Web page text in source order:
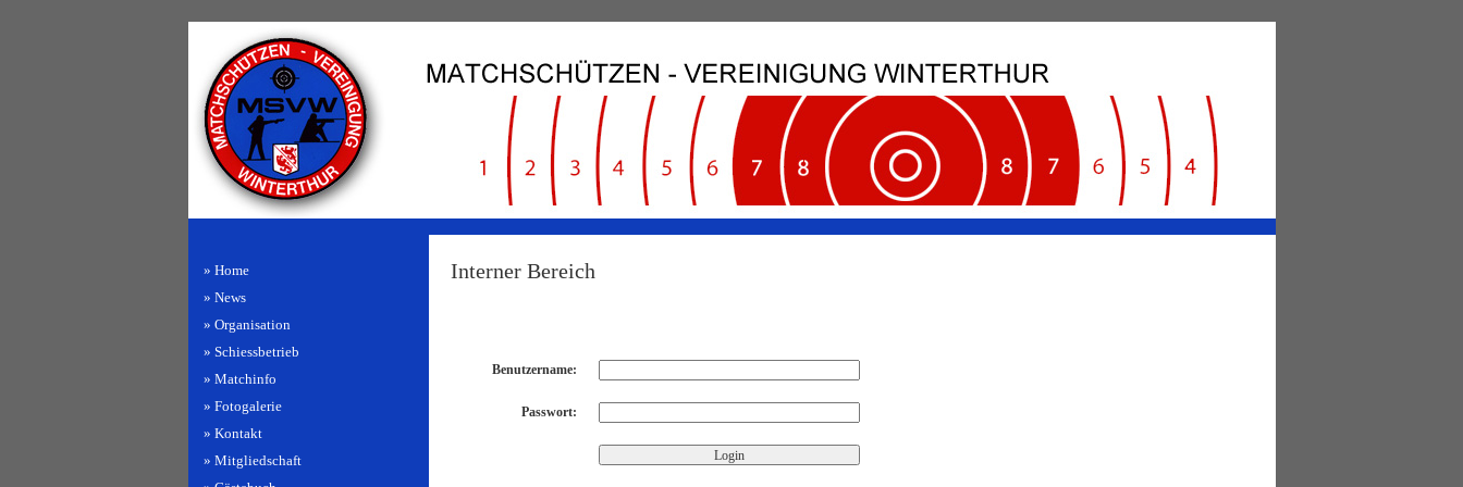
» Home
» News
» Organisation
» Schiessbetrieb
» Matchinfo
» Fotogalerie
» Kontakt
» Mitgliedschaft
Interner Bereich
Benutzername:
Passwort: